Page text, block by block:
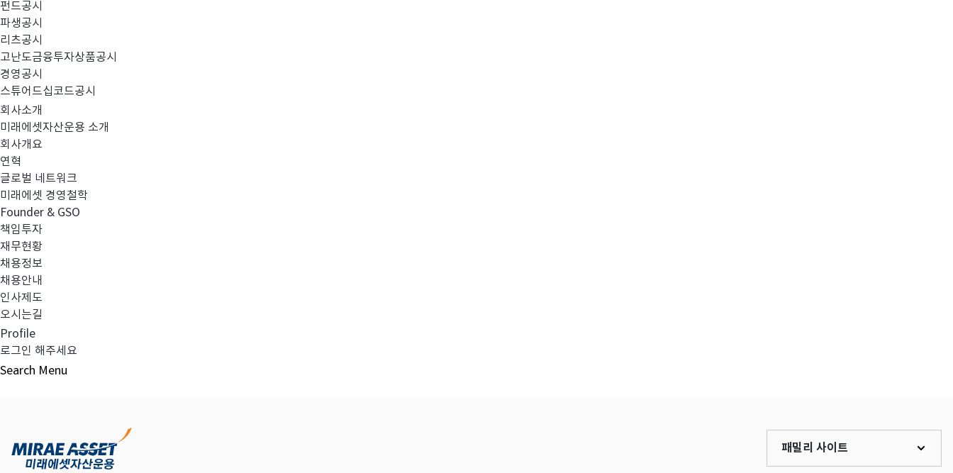
펀드공시
파생공시
리츠공시
고난도금융투자상품공시
경영공시
스튜어드십코드공시
회사소개
미래에셋자산운용 소개
회사개요
연혁
글로벌 네트워크
미래에셋 경영철학
Founder & GSO
책임투자
재무현황
채용정보
채용안내
인사제도
오시는길
Profile
로그인 해주세요
Search Menu
이전글
다음글
목록보기
패밀리 사이트